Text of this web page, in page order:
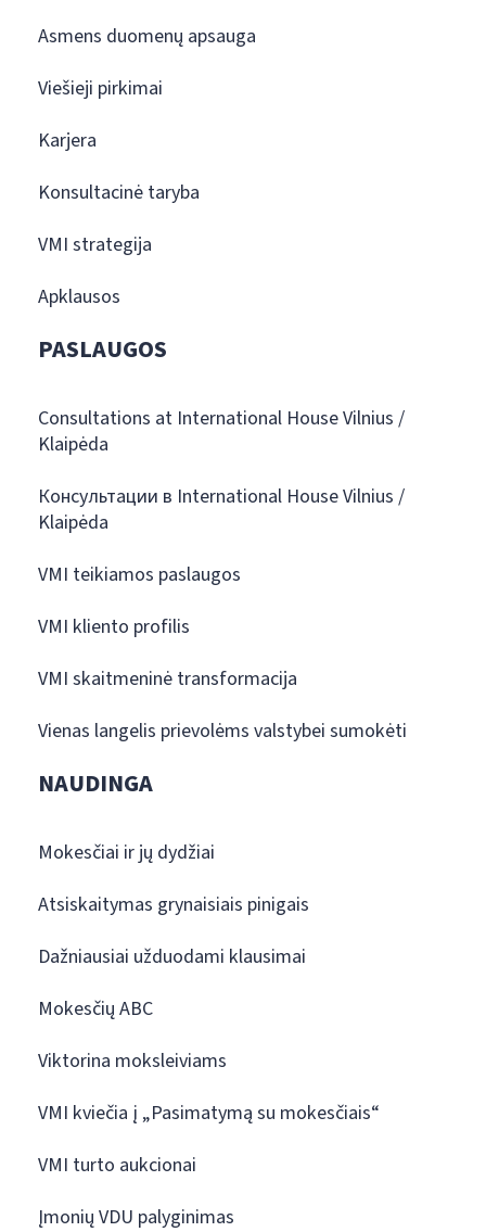
Asmens duomenų apsauga
Viešieji pirkimai
Karjera
Konsultacinė taryba
VMI strategija
Apklausos
PASLAUGOS
Consultations at International House Vilnius /
Klaipėda
Консультации в International House Vilnius /
Klaipėda
VMI teikiamos paslaugos
VMI kliento profilis
VMI skaitmeninė transformacija
Vienas langelis prievolėms valstybei sumokėti
NAUDINGA
Mokesčiai ir jų dydžiai
Atsiskaitymas grynaisiais pinigais
Dažniausiai užduodami klausimai
Mokesčių ABC
Viktorina moksleiviams
VMI kviečia į „Pasimatymą su mokesčiais“
VMI turto aukcionai
Įmonių VDU palyginimas